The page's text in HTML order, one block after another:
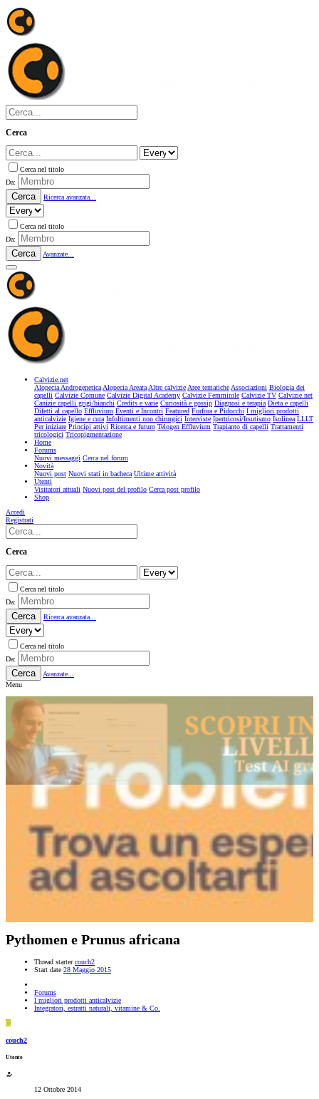
Cerca
Cerca nel titolo
Da:
Cerca Ricerca avanzata...
Cerca nel titolo
Da:
Cerca Avanzate...
Calvizie.net
Alopecia AndrogeneticaAlopecia AreataAltre calvizieAree tematicheAssociazioni Biologia dei
capelli Calvizie Comune Calvizie Digital Academy Calvizie Femminile Calvizie TV Calvizie.net
Canizie capelli grigi/bianchi Credits e varie Curiosità e gossip Diagnosi e terapia Dieta e capelli
Difetti al capello Effluvium Eventi e Incontri Featured Forfora e Pidocchi I migliori prodotti
anticalvizie Igiene e cura Infoltimenti non chirurgici Interviste Ipertricosi/Irsutismo Isolinea LLLT
Per iniziare Principi attivi Ricerca e futuro Telogen Effluvium Trapianto di capelli Trattamenti
tricologici Tricopigmentazione
Home
Forums
Nuovi messaggi Cerca nel forum
Novità
Nuovi post Nuovi stati in bacheca Ultime attività
Utenti
Visitatori attuali Nuovi post del profilo Cerca post profilo
Shop
Accedi
Registrati
Cerca
Cerca nel titolo
Da:
Cerca Ricerca avanzata...
Cerca nel titolo
Da:
Cerca
Avanzate...
Menu
Pythomen e Prunus africana
Thread starter couch2
Start date 28 Maggio 2015
Forums
I migliori prodotti anticalvizie
Integratori, estratti naturali, vitamine & Co.
C
couch2
Utente
12 Ottobre 2014